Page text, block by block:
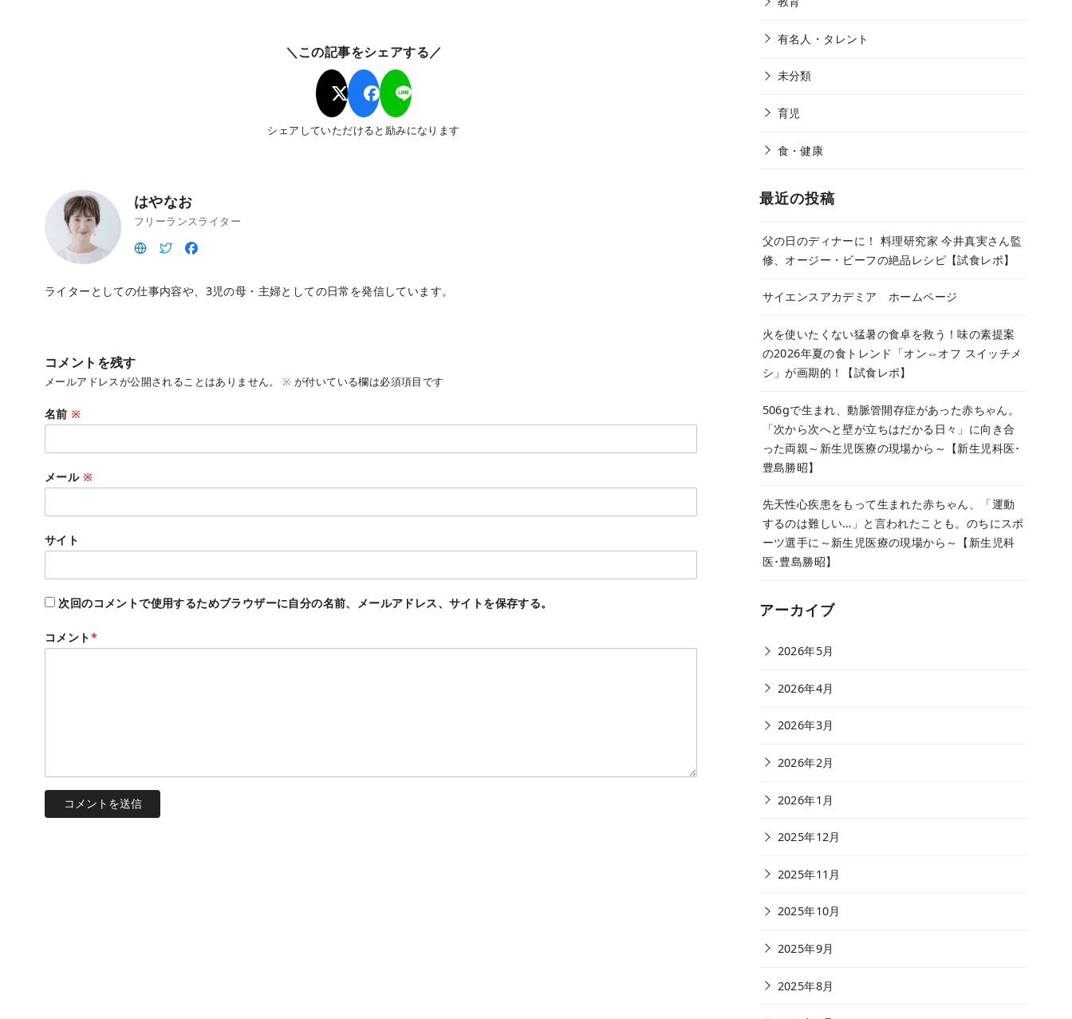
＼この記事をシェアする／
シェアしていただけると励みになります
はやなお
フリーランスライター
ライターとしての仕事内容や、3児の母・主婦としての日常を発信しています。
コメントを残す
メールアドレスが公開されることはありません。 ※ が付いている欄は必須項目です
名前※
メール ※
サイト
次回のコメントで使用するためブラウザーに自分の名前、メールアドレス、サイトを保存する。
コメント*
有名人・タレント
未分類
育児
食・健康
最近の投稿
父の日のディナーに！ 料理研究家 今井真実さん監
修、オージー・ビーフの絶品レシピ【試食レポ】
サイエンスアカデミア ホームページ
火を使いたくない猛暑の食卓を救う！味の素提案
の2026年夏の食トレンド「オン⇔オフ スイッチメ
シ」が画期的！【試食レポ】
506gで生まれ、動脈管開存症があった赤ちゃん。
「次から次へと壁が立ちはだかる日々」に向き合
った両親～新生児医療の現場から～【新生児科医･
豊島勝昭】
先天性心疾患をもって生まれた赤ちゃん、「運動
するのは難しい…」と言われたことも。のちにスポ
ーツ選手に～新生児医療の現場から～【新生児科
医･豊島勝昭】
アーカイブ
2026年5月
2026年4月
2026年3月
2026年2月
2026年1月
2025年12月
2025年11月
2025年10月
2025年9月
2025年8月